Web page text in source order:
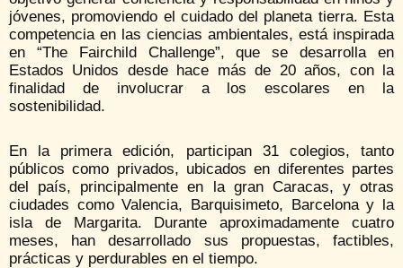
jóvenes, promoviendo el cuidado del planeta tierra. Esta
competencia en las ciencias ambientales, está inspirada
en “The Fairchild Challenge”, que se desarrolla en
Estados Unidos desde hace más de 20 años, con la
finalidad de involucrar a los escolares en la
sostenibilidad.
En la primera edición, participan 31 colegios, tanto
públicos como privados, ubicados en diferentes partes
del país, principalmente en la gran Caracas, y otras
ciudades como Valencia, Barquisimeto, Barcelona y la
isla de Margarita. Durante aproximadamente cuatro
meses, han desarrollado sus propuestas, factibles,
prácticas y perdurables en el tiempo.